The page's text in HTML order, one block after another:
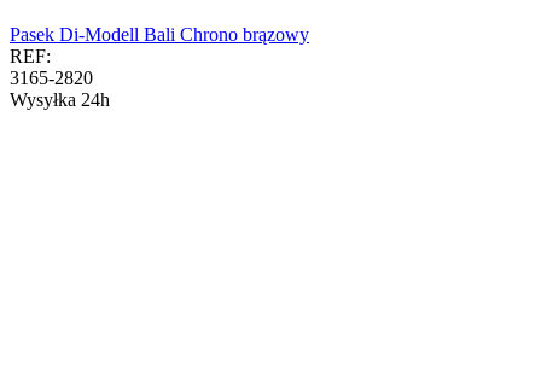
Pasek Di-Modell Bali Chrono brązowy
REF:
3165-2820
Wysyłka 24h